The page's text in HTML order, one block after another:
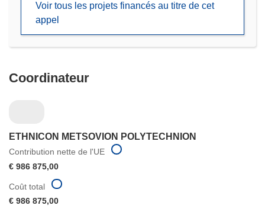
nouvelle
fenêtre)
Voir tous les projets financés au titre de cet
appel
Coordinateur
ETHNICON METSOVION POLYTECHNION
Contribution nette de l'UE
€ 986 875,00
Coût total
€ 986 875,00